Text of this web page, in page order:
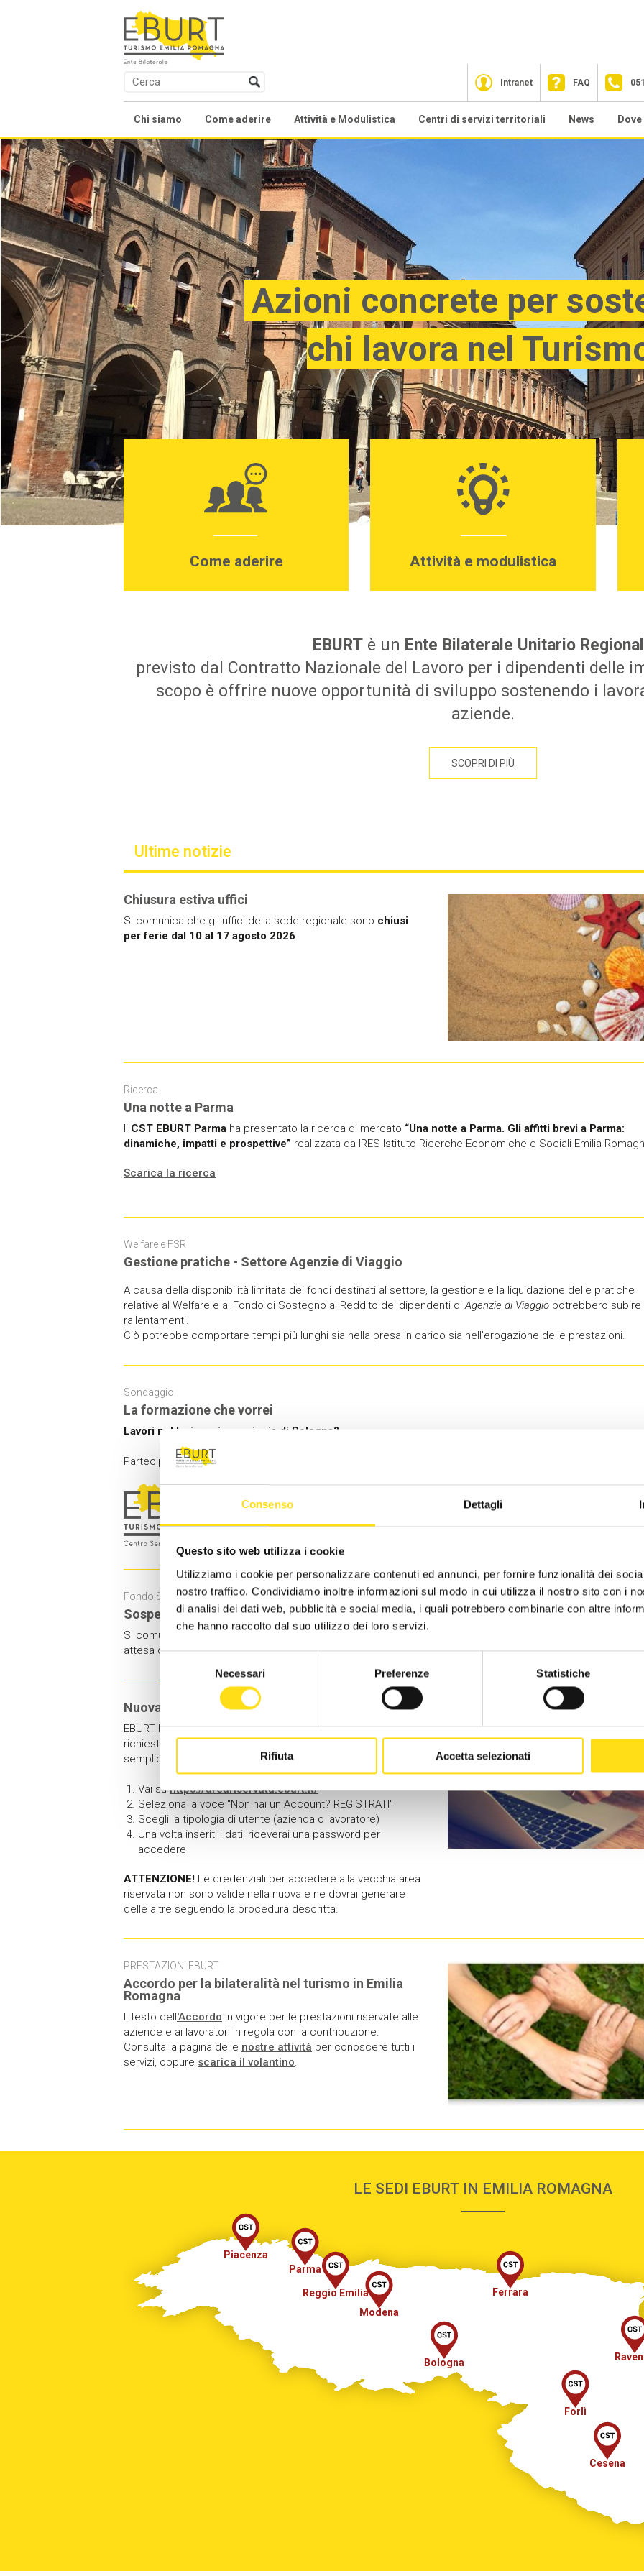
Consenso Dettagli
Questo sito web utilizza i cookie
Utilizziamo i cookie per personalizzare contenuti ed annunci, per fornire funzionalità dei
nostro traffico. Condividiamo inoltre informazioni sul modo in cui utilizza il nostro sito con i
di analisi dei dati web, pubblicità e social media, i quali potrebbero combinarle con altre
che hanno raccolto dal suo utilizzo dei loro servizi.
Necessari Preferenze Statistiche
Rifiuta Accetta selezionati
Intranet FAQ
Chi siamo
Presentazione
Soci
Organi
Statuto
Accordi e Regolamenti
Come aderire
Contratti collettivi nazionali
Attività e Modulistica
Cosa facciamo
Welfare Contrattuale
Fondo sostegno al reddito
Altre prestazioni
Formazione
Assistenza tecnica Fondo For.Te.
Centri di servizi territoriali
CST Modena
CST Parma
CST Piacenza
CST Ravenna
CST Reggio Emilia
CST Alberghi di Rimini
CST Agenzie di viaggio - FIAVET
News
2023
2022
2021
2020
2019
2018
2017
2016
Azioni concrete per
chi lavora nel
Come aderire Attività e modulistica
EBURT è un Ente Bilaterale Unitario
previsto dal Contratto Nazionale del Lavoro per i dipendenti delle
scopo è offrire nuove opportunità di sviluppo sostenendo i
aziende.
SCOPRI DI PIÙ
Ultime notizie
Chiusura estiva uffici
Si comunica che gli uffici della sede regionale sono chiusi
per ferie dal 10 al 17 agosto 2026
Ricerca
Una notte a Parma
Il CST EBURT Parma ha presentato la ricerca di mercato “Una notte a Parma. Gli affitti brevi a Parma:
dinamiche, impatti e prospettive” realizzata da IRES Istituto Ricerche Economiche e Sociali Emilia
Scarica la ricerca
Welfare e FSR
Gestione pratiche - Settore Agenzie di Viaggio
A causa della disponibilità limitata dei fondi destinati al settore, la gestione e la liquidazione delle pratiche
relative al Welfare e al Fondo di Sostegno al Reddito dei dipendenti diAgenzie di Viaggio potrebbero subire
rallentamenti.
Ciò potrebbe comportare tempi più lunghi sia nella presa in carico sia nell’erogazione delle prestazioni.
Sondaggio
La formazione che vorrei
Lavori nel turismo in provincia di Bologna?
Partecipa alSONDAGGIO
Fondo Sostegno al Reddito
Sospensione contributo stabilizzazione
Si comunica che dal 01/01/2024 la ricezione delle domande per contributo per stabilizzazione è sospesa in
attesa delle determinazioni delle parti socie di Eburt.
Nuova Area Riservata
EBURT ha una nuova Area Riservata per compilare le tue
richieste e scaricare i documenti fiscali. La registrazione è
semplicissima:
Vai suhttps://areariservata.eburt.it/
Seleziona la voce "Non hai un Account? REGISTRATI"
Scegli la tipologia di utente (azienda o lavoratore)
Una volta inseriti i dati, riceverai una password per
accedere
ATTENZIONE! Le credenziali per accedere alla vecchia area
riservata non sono valide nella nuova e ne dovrai generare
delle altre seguendo la procedura descritta.
PRESTAZIONI EBURT
Accordo per la bilateralità nel turismo in Emilia
Romagna
Il testo dell'Accordo in vigore per le prestazioni riservate alle
aziende e ai lavoratori in regola con la contribuzione.
Consulta la pagina delle nostre attività per conoscere tutti i
servizi, oppure scarica il volantino.
LE SEDI EBURT IN EMILIA ROMAGNA
Bologna
Cesena
Ferrara
Forlì
Modena
Parma
Piacenza
Reggio Emilia